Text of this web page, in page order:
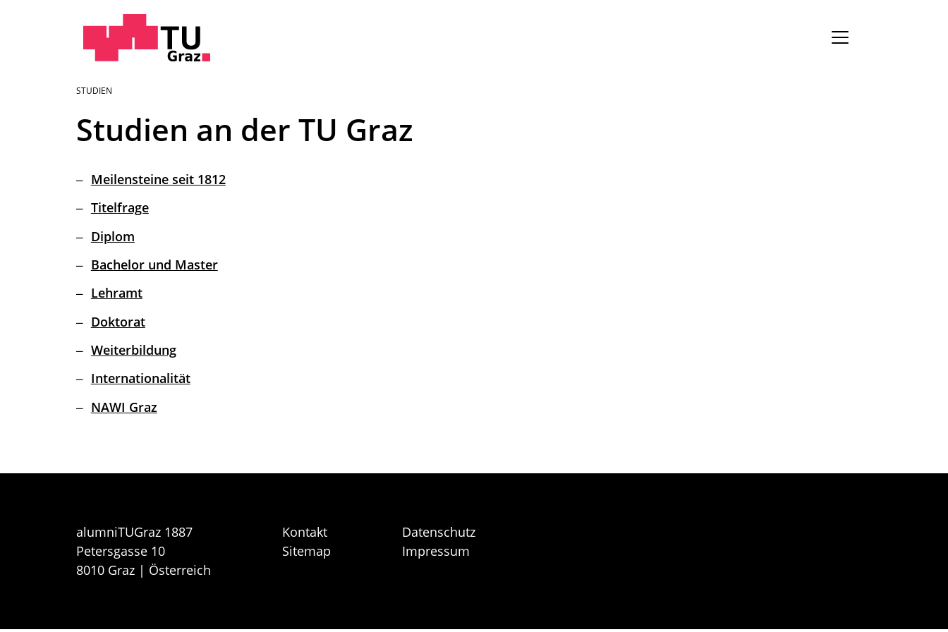
Sie
STUDIEN
Studien an der TU Graz
Meilensteine seit 1812
Titelfrage
Diplom
Bachelor und Master
Lehramt
Doktorat
Weiterbildung
Internationalität
NAWI Graz
alumniTUGraz 1887
Petersgasse 10
8010 Graz | Österreich
Kontakt
Sitemap
Datenschutz
Impressum